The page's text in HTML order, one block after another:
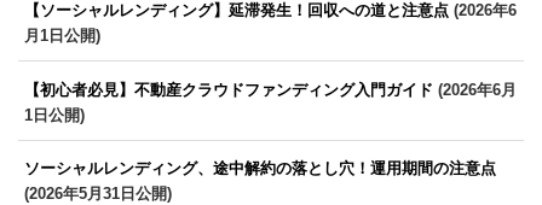
【ソーシャルレンディング】延滞発生！回収への道と注意点 (2026年6
月1日公開)
【初心者必見】不動産クラウドファンディング入門ガイド (2026年6月
1日公開)
ソーシャルレンディング、途中解約の落とし穴！運用期間の注意点
(2026年5月31日公開)